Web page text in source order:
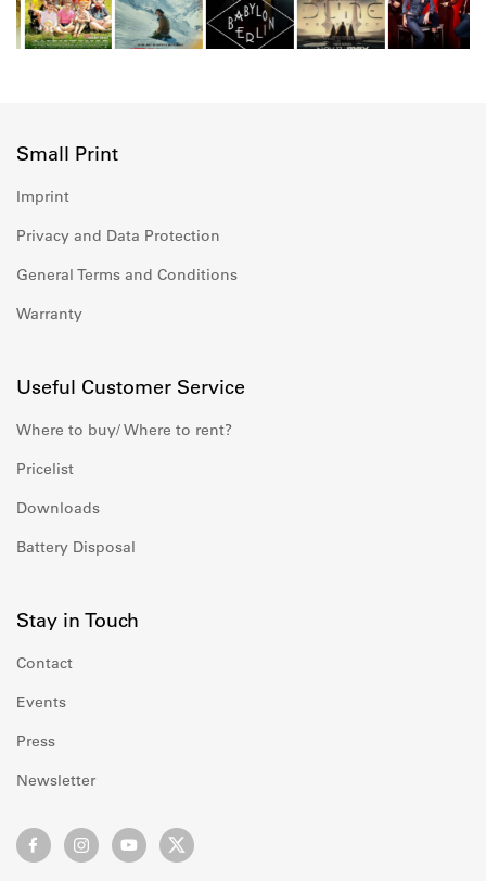
Small Print
Imprint
Privacy and Data Protection
General Terms and Conditions
Warranty
Useful Customer Service
Where to buy/ Where to rent?
Pricelist
Downloads
Battery Disposal
Stay in Touch
Contact
Events
Press
Newsletter